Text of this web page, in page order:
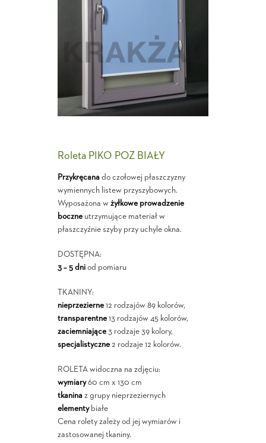
Roleta PIKO POZ BIAŁY
Przykręcanado czołowej płaszczyzny
wymiennych listew przyszybowych.
Wyposażona w żyłkowe prowadzenie
boczneutrzymujące materiał w
płaszczyźnie szyby przy uchyle okna.
DOSTĘPNA:
3 – 5 dniod pomiaru
TKANINY:
nieprzezierne12 rodzajów 89 kolorów,
transparentne13 rodzajów 45 kolorów,
zaciemniające3 rodzaje 39 kolory,
specjalistyczne2 rodzaje 12 kolorów.
ROLETA widoczna na zdjęciu:
wymiary60 cm x 130 cm
tkaninaz grupy nieprzeziernych
elementybiałe
Cena rolety zależy od jej wymiarów i
zastosowanej tkaniny.